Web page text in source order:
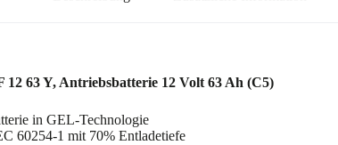
12 63 Y, Antriebsbatterie 12 Volt 63 Ah (C5)
in GEL-Technologie
60254-1 mit 70% Entladetiefe